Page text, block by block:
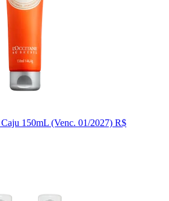
150mL (Venc. 01/2027) R$